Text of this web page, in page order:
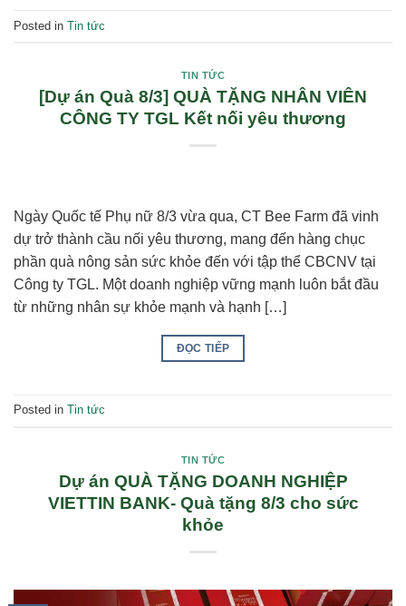
Posted in Tin tức
TIN TỨC
[Dự án Quà 8/3] QUÀ TẶNG NHÂN VIÊN
CÔNG TY TGL Kết nối yêu thương
Ngày Quốc tế Phụ nữ 8/3 vừa qua, CT Bee Farm đã vinh
dự trở thành cầu nối yêu thương, mang đến hàng chục
phần quà nông sản sức khỏe đến với tập thể CBCNV tại
Công ty TGL. Một doanh nghiệp vững mạnh luôn bắt đầu
từ những nhân sự khỏe mạnh và hạnh […]
ĐỌC TIẾP
Posted in Tin tức
TIN TỨC
Dự án QUÀ TẶNG DOANH NGHIỆP
VIETTIN BANK- Quà tặng 8/3 cho sức
khỏe